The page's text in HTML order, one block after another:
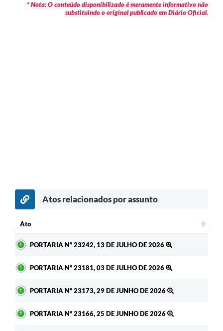
* Nota: O conteúdo disponibilizado é meramente informativo não
substituindo o original publicado em Diário Oficial.
Atos relacionados por assunto
Ato
PORTARIA Nº 23242, 13 DE JULHO DE 2026
PORTARIA Nº 23181, 03 DE JULHO DE 2026
PORTARIA Nº 23173, 29 DE JUNHO DE 2026
PORTARIA Nº 23166, 25 DE JUNHO DE 2026